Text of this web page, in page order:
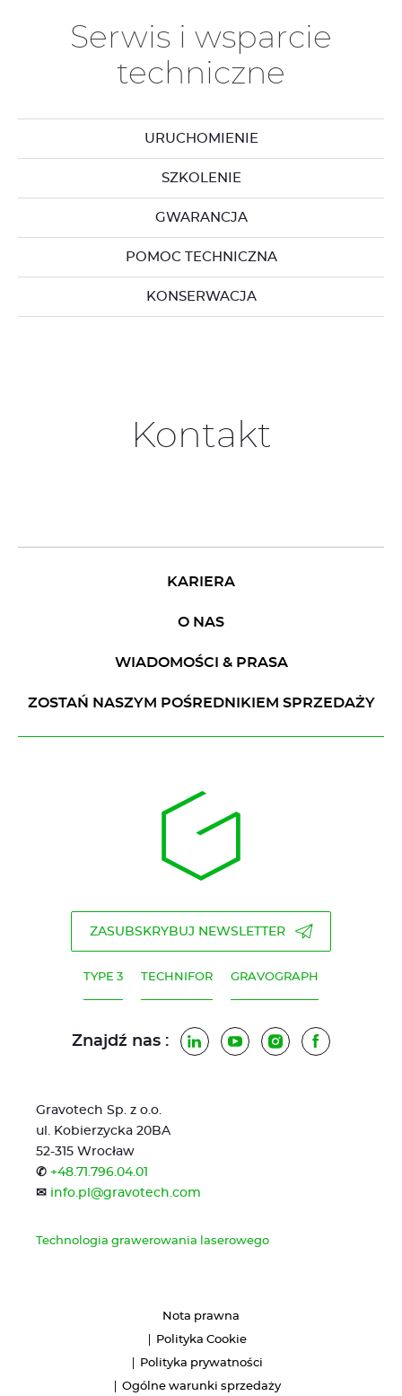
Serwis i wsparcie
techniczne
URUCHOMIENIE
SZKOLENIE
GWARANCJA
POMOC TECHNICZNA
KONSERWACJA
Kontakt
KARIERA
O NAS
WIADOMOŚCI & PRASA
ZOSTAŃ NASZYM POŚREDNIKIEM SPRZEDAŻY
ZASUBSKRYBUJ NEWSLETTER
TYPE 3 TECHNIFOR GRAVOGRAPH
Znajdź nas : LinkedInYouTubeInstagramFacebook
Gravotech Sp. z o.o.
ul. Kobierzycka 20BA
52-315 Wrocław
✆ +48.71.796.04.01
✉ info.pl@gravotech.com
Technologia grawerowania laserowego
Nota prawna
Polityka Cookie
Polityka prywatności
Ogólne warunki sprzedaży